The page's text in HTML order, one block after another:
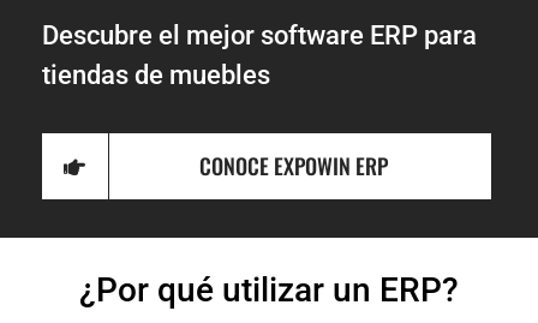
Descubre el mejor software ERP para
tiendas de muebles
CONOCE EXPOWIN ERP
¿Por qué utilizar un ERP?